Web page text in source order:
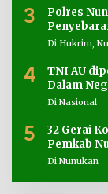
3
Polres
Di Hukrim,
4
TNI AU
Dalam
Di Nasional
5
32 Gerai
Pemkab
Di Nunukan